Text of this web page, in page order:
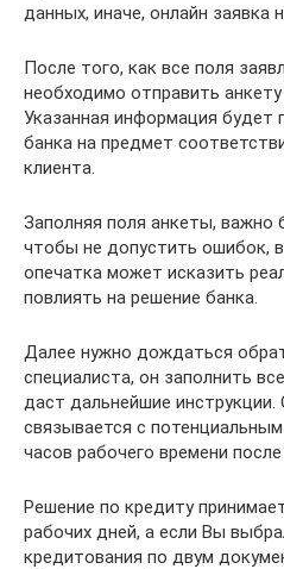
данных, иначе, онлайн заявка
После того, как все поля
необходимо отправить анкету
Указанная информация будет
банка на предмет
клиента.
Заполняя поля анкеты, важно
чтобы не допустить ошибок,
опечатка может исказить
повлиять на решение банка.
Далее нужно дождаться
специалиста, он заполнить
даст дальнейшие
связывается с
часов рабочего времени
Решение по кредиту
рабочих дней, а если Вы
кредитования по двум